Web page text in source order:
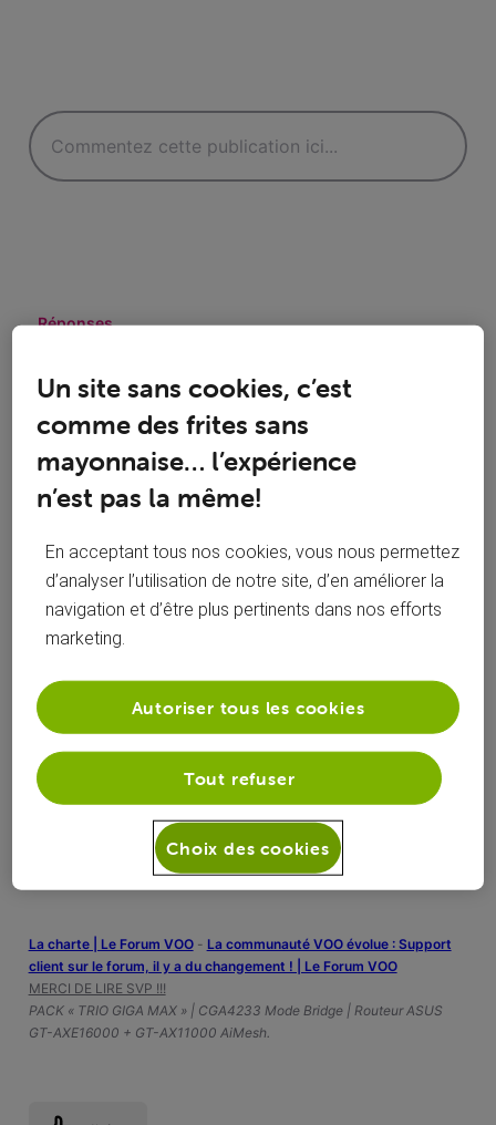
Réponses
Oldest First
Selected
First
R
roylion15
+9 plus
Top Expert • 49K messages
il y a 1 an
Bonjour ?
@SACMALCHAI
Merci de prendre connaissance de la charte pour bien
débuter sur le forum voo
https://forum.voo.be/page/la-charte
Les officiels voo ne peuvent vous contacter que via ce
forum ou les réseaux sociaux .
Sinon sonnez au helpdesk 078/505050
La charte | Le Forum VOO- ‎La communauté VOO évolue : Support
client sur le forum, il y a du changement ! | Le Forum VOO
MERCI DE LIRE SVP !!!
PACK « TRIO GIGA MAX » | CGA4233 Mode Bridge | Routeur ASUS
GT-AXE16000 + GT-AX11000 AiMesh.
Un site sans cookies, c’est
comme des frites sans
mayonnaise… l’expérience
n’est pas la même!
En acceptant tous nos cookies, vous nous permettez
d’analyser l’utilisation de notre site, d’en améliorer la
navigation et d’être plus pertinents dans nos efforts
marketing.
Tout refuser
Autoriser tous les cookies
Choix des cookies